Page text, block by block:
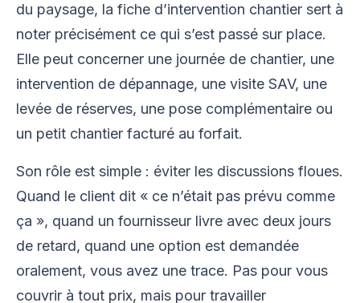
du paysage, la fiche d’intervention chantier sert à
noter précisément ce qui s’est passé sur place.
Elle peut concerner une journée de chantier, une
intervention de dépannage, une visite SAV, une
levée de réserves, une pose complémentaire ou
un petit chantier facturé au forfait.
Son rôle est simple : éviter les discussions floues.
Quand le client dit « ce n’était pas prévu comme
ça », quand un fournisseur livre avec deux jours
de retard, quand une option est demandée
oralement, vous avez une trace. Pas pour vous
couvrir à tout prix, mais pour travailler